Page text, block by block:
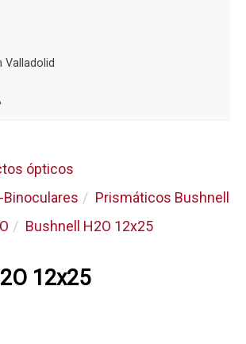
ópticos
Prismáticos Bushnell
Bushnell H2O 12x25
12x25